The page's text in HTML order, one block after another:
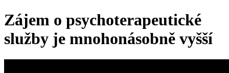
Zájem o psychoterapeutické
služby je mnohonásobně vyšší